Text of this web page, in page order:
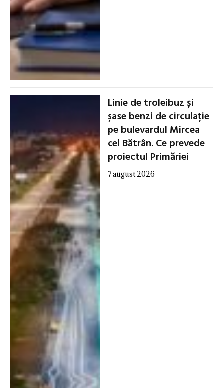
Linie de troleibuz și
șase benzi de circulație
pe bulevardul Mircea
cel Bătrân. Ce prevede
proiectul Primăriei
7 august 2026